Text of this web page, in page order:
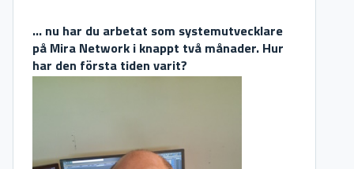
… nu har du arbetat som systemutvecklare
på Mira Network i knappt två månader. Hur
har den första tiden varit?